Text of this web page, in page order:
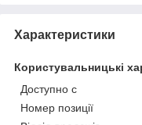
Характеристики
Користувальницькі
Доступно с
Номер позиції